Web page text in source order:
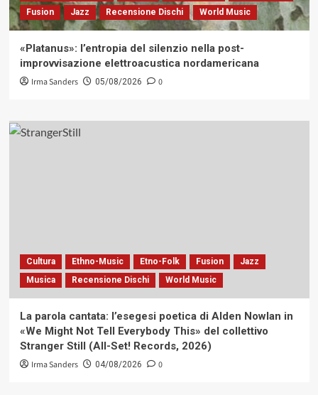
Fusion
Jazz Recensione Dischi World Music
«Platanus»: l’entropia del silenzio nella post-
improvvisazione elettroacustica nordamericana
Irma Sanders 05/08/2026 0
Cultura Ethno-Music Etno-Folk Fusion
Jazz
Musica
Recensione Dischi World Music
La parola cantata: l’esegesi poetica di Alden Nowlan in
«We Might Not Tell Everybody This» del collettivo
Stranger Still (All-Set! Records, 2026)
Irma Sanders 04/08/2026 0